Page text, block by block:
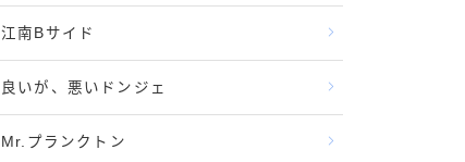
江南Bサイド
良いが、悪いドンジェ
Mr.プランクトン